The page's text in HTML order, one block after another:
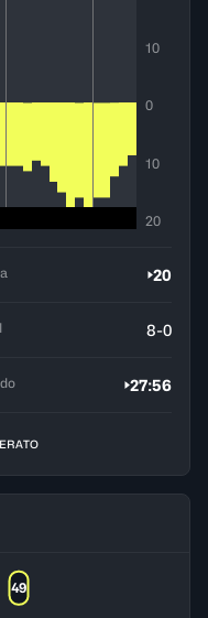
10
0
10
20
20
8-0
27:56
49